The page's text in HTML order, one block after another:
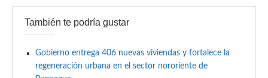
También te podría gustar
Gobierno entrega 406 nuevas viviendas y fortalece la
regeneración urbana en el sector nororiente de